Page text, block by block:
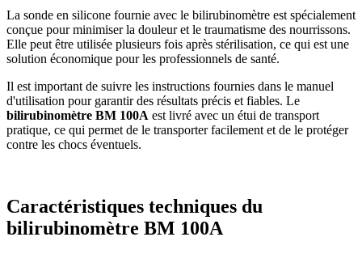
La sonde en silicone fournie avec le bilirubinomètre est spécialement
conçue pour minimiser la douleur et le traumatisme des nourrissons.
Elle peut être utilisée plusieurs fois après stérilisation, ce qui est une
solution économique pour les professionnels de santé.
Il est important de suivre les instructions fournies dans le manuel
d'utilisation pour garantir des résultats précis et fiables. Le
bilirubinomètre BM 100A est livré avec un étui de transport
pratique, ce qui permet de le transporter facilement et de le protéger
contre les chocs éventuels.
Caractéristiques techniques du
bilirubinomètre BM 100A